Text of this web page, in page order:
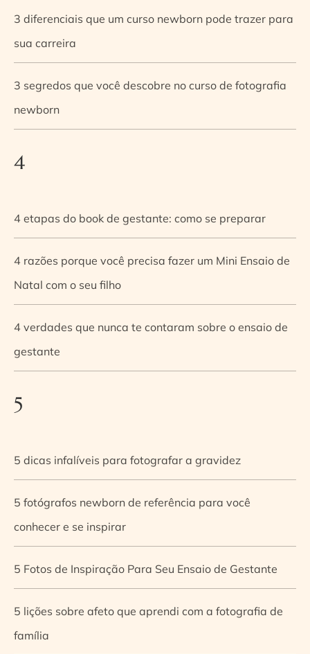
3 diferenciais que um curso newborn pode trazer para
sua carreira
3 segredos que você descobre no curso de fotografia
newborn
4
4 etapas do book de gestante: como se preparar
4 razões porque você precisa fazer um Mini Ensaio de
Natal com o seu filho
4 verdades que nunca te contaram sobre o ensaio de
gestante
5
5 dicas infalíveis para fotografar a gravidez
5 fotógrafos newborn de referência para você
conhecer e se inspirar
5 Fotos de Inspiração Para Seu Ensaio de Gestante
5 lições sobre afeto que aprendi com a fotografia de
família